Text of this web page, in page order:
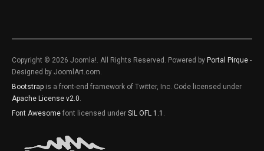
Copyright © 2026 Joomla!. All Rights Reserved. Powered by Portal Pirque -
Designed by JoomlArt.com.
Bootstrap is a front-end framework of Twitter, Inc. Code licensed under
Apache License v2.0
Font Awesome font licensed under SIL OFL 1.1